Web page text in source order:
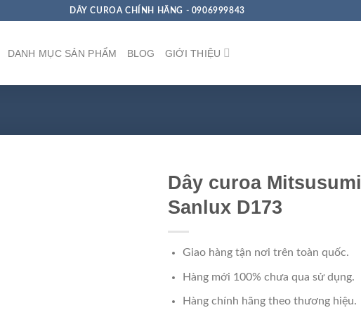
DÂY CUROA CHÍNH HÃNG - 0906999843
DANH MỤC SẢN PHẨM BLOG GIỚI THIỆU
Dây curoa Mitsusumi
Sanlux D173
Giao hàng tận nơi trên toàn quốc.
Hàng mới 100% chưa qua sử dụng.
Hàng chính hãng theo thương hiệu.